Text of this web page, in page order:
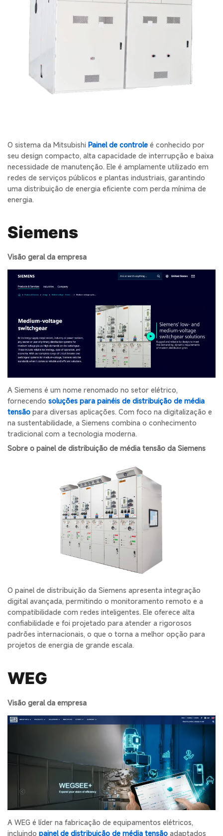
O sistema da Mitsubishi Painel de controle é conhecido por
seu design compacto, alta capacidade de interrupção e baixa
necessidade de manutenção. Ele é amplamente utilizado em
redes de serviços públicos e plantas industriais, garantindo
uma distribuição de energia eficiente com perda mínima de
energia.
Siemens
Visão geral da empresa
A Siemens é um nome renomado no setor elétrico,
fornecendo soluções para painéis de distribuição de média
tensão para diversas aplicações. Com foco na digitalização e
na sustentabilidade, a Siemens combina o conhecimento
tradicional com a tecnologia moderna.
Sobre o painel de distribuição de média tensão da Siemens
O painel de distribuição da Siemens apresenta integração
digital avançada, permitindo o monitoramento remoto e a
compatibilidade com redes inteligentes. Ele oferece alta
confiabilidade e foi projetado para atender a rigorosos
padrões internacionais, o que o torna a melhor opção para
projetos de energia de grande escala.
WEG
Visão geral da empresa
A WEG é líder na fabricação de equipamentos elétricos,
incluindo painel de distribuição de média tensão adaptados